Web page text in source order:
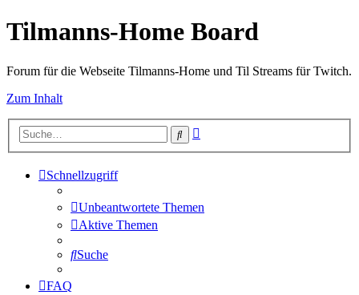
Tilmanns-Home Board
Forum für die Webseite Tilmanns-Home und Til Streams für Twitch.
Zum Inhalt
Suche
Schnellzugriff
Unbeantwortete Themen
Aktive Themen
Suche
FAQ